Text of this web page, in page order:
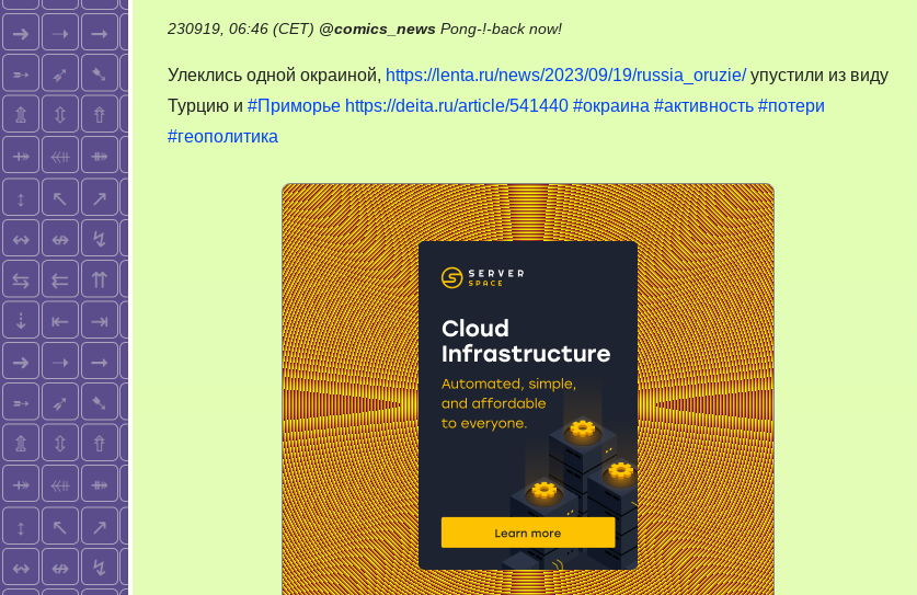
230919, 06:46 (CET) @comics_news Pong-!-back now!on
одной
окраиной
Улеклись одной окраиной, https://lenta.ru/news/2023/09/19/russia_oruzie/упустили из виду
Турцию и #Приморье https://deita.ru/article/541440 #окраина #активность #потери
#геополитика